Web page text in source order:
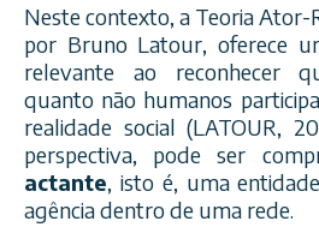
Neste contexto, a Teoria Ator-
por Bruno Latour, oferece
relevante ao reconhecer
quanto não humanos
realidade social (LATOUR,
perspectiva, pode ser
actante, isto é, uma
agência dentro de uma rede.